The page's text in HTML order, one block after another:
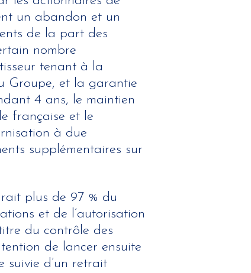
un abandon et un
de la part des
nombre
tenant à la
Groupe, et la garantie
4 ans, le maintien
française et le
à due
supplémentaires sur
plus de 97 % du
et de l’autorisation
du contrôle des
de lancer ensuite
suivie d’un retrait